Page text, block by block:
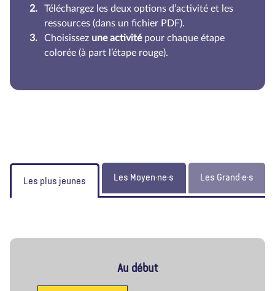
Téléchargez les deux options d’activité et les
ressources (dans un fichier PDF).
Choisissez une activitépour chaque étape
colorée (à part l’étape rouge).
Les plus jeunes Les Moyen·ne·s Les Grand·e·s
Au début